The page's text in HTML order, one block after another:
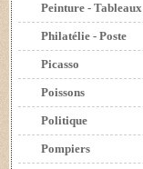
Peinture - Tableaux
Philatélie - Poste
Picasso
Poissons
Politique
Pompiers